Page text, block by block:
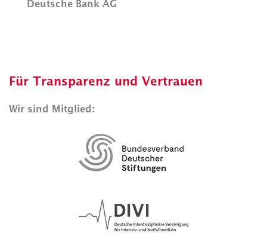
Deutsche Bank AG
Für Transparenz und Vertrauen
Wir sind Mitglied: